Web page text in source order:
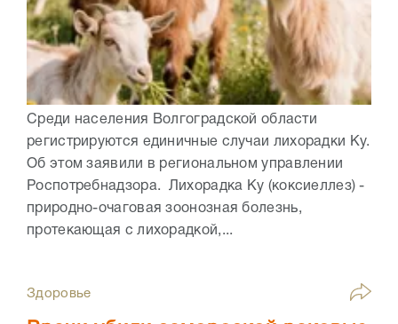
Среди населения Волгоградской области
регистрируются единичные случаи лихорадки Ку.
Об этом заявили в региональном управлении
Роспотребнадзора. Лихорадка Ку (коксиеллез) -
природно-очаговая зоонозная болезнь,
протекающая с лихорадкой,...
Здоровье